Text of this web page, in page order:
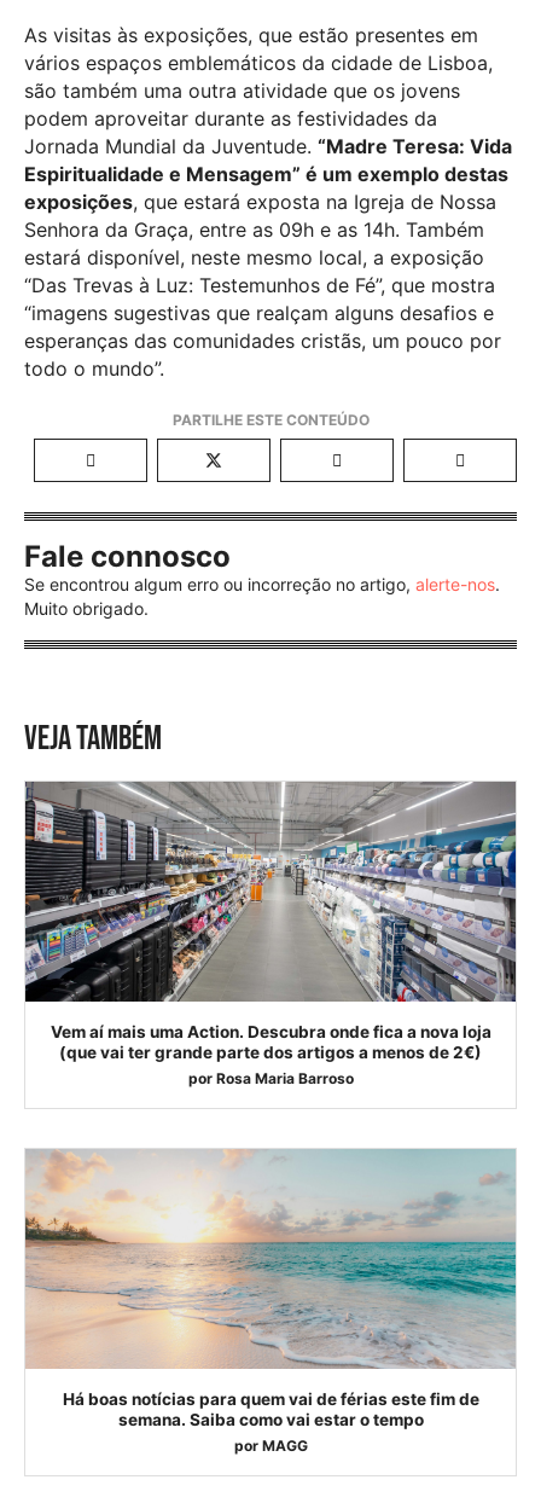
As visitas às exposições, que estão presentes em
vários espaços emblemáticos da cidade de Lisboa,
são também uma outra atividade que os jovens
podem aproveitar durante as festividades da
Jornada Mundial da Juventude. “Madre Teresa: Vida
Espiritualidade e Mensagem” é um exemplo destas
exposições, que estará exposta na Igreja de Nossa
Senhora da Graça, entre as 09h e as 14h. Também
estará disponível, neste mesmo local, a exposição
“Das Trevas à Luz: Testemunhos de Fé”, que mostra
“imagens sugestivas que realçam alguns desafios e
esperanças das comunidades cristãs, um pouco por
todo o mundo”.
Fale connosco
Se encontrou algum erro ou incorreção no artigo, alerte-nos.
Muito obrigado.
VEJA TAMBÉM
Vem aí mais uma Action. Descubra onde fica a nova loja
(que vai ter grande parte dos artigos a menos de 2€)
por Rosa Maria Barroso
Há boas notícias para quem vai de férias este fim de
semana. Saiba como vai estar o tempo
por MAGG